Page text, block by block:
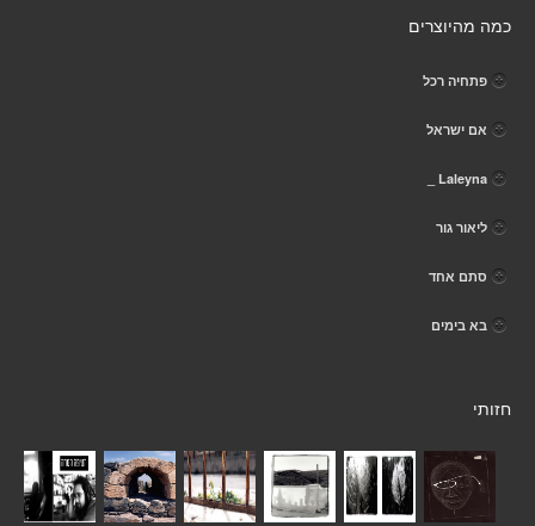
כמה מהיוצרים
פתחיה רכל
אם ישראל
Laleyna _
ליאור גור
סתם אחד
בא בימים
חזותי